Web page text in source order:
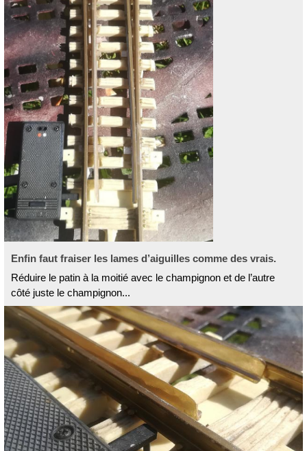
Enfin faut fraiser les lames d’aiguilles comme des vrais.
Réduire le patin à la moitié avec le champignon et de l’autre
côté juste le champignon...